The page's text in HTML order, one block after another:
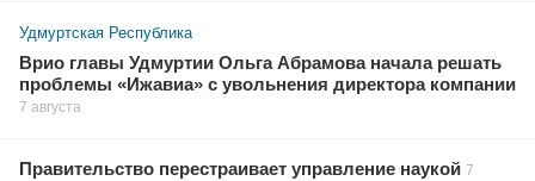
Удмуртская Республика
Врио главы Удмуртии Ольга Абрамова начала решать
проблемы «Ижавиа» с увольнения директора компании
7 августа
Правительство перестраивает управление наукой 7